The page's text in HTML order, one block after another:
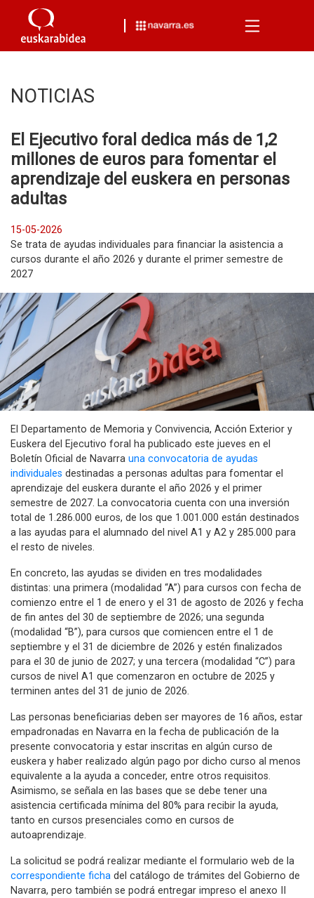
Menu
NOTICIAS
El Ejecutivo foral dedica más de 1,2
millones de euros para fomentar el
aprendizaje del euskera en personas
adultas
15-05-2026
Se trata de ayudas individuales para financiar la asistencia a
cursos durante el año 2026 y durante el primer semestre de
2027
El Departamento de Memoria y Convivencia, Acción Exterior y
Euskera del Ejecutivo foral ha publicado este jueves en el
Boletín Oficial de Navarra una convocatoria de ayudas
individuales destinadas a personas adultas para fomentar el
aprendizaje del euskera durante el año 2026 y el primer
semestre de 2027. La convocatoria cuenta con una inversión
total de 1.286.000 euros, de los que 1.001.000 están destinados
a las ayudas para el alumnado del nivel A1 y A2 y 285.000 para
el resto de niveles.
En concreto, las ayudas se dividen en tres modalidades
distintas: una primera (modalidad “A”) para cursos con fecha de
comienzo entre el 1 de enero y el 31 de agosto de 2026 y fecha
de fin antes del 30 de septiembre de 2026; una segunda
(modalidad “B”), para cursos que comiencen entre el 1 de
septiembre y el 31 de diciembre de 2026 y estén finalizados
para el 30 de junio de 2027; y una tercera (modalidad “C”) para
cursos de nivel A1 que comenzaron en octubre de 2025 y
terminen antes del 31 de junio de 2026.
Las personas beneficiarias deben ser mayores de 16 años, estar
empadronadas en Navarra en la fecha de publicación de la
presente convocatoria y estar inscritas en algún curso de
euskera y haber realizado algún pago por dicho curso al menos
equivalente a la ayuda a conceder, entre otros requisitos.
Asimismo, se señala en las bases que se debe tener una
asistencia certificada mínima del 80% para recibir la ayuda,
tanto en cursos presenciales como en cursos de
autoaprendizaje.
La solicitud se podrá realizar mediante el formulario web de la
correspondiente ficha del catálogo de trámites del Gobierno de
Navarra, pero también se podrá entregar impreso el anexo II